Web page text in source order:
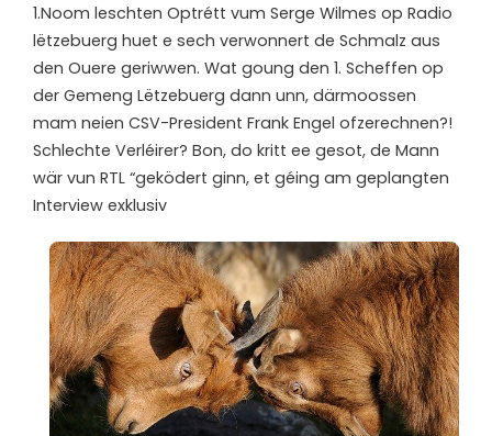
1.Noom leschten Optrétt vum Serge Wilmes op Radio
lëtzebuerg huet e sech verwonnert de Schmalz aus
den Ouere geriwwen. Wat goung den 1. Scheffen op
der Gemeng Lëtzebuerg dann unn, därmoossen
mam neien CSV-President Frank Engel ofzerechnen?!
Schlechte Verléirer? Bon, do kritt ee gesot, de Mann
wär vun RTL “geködert ginn, et géing am geplangten
Interview exklusiv